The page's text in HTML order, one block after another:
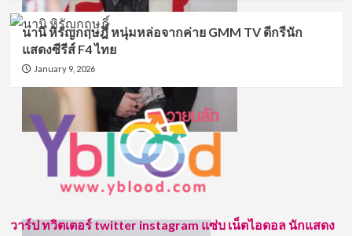
นานิ หิรัญกฤษฎิ์ หนุ่มหล่อจากค่าย GMM TV ดีกรีนัก
แสดงซีรีส์ F4 ไทย
January 9, 2026
วาร์ป ทวิตเตอร์ twitter instagram แซ่บ เน็ตไอดอล นักแสดง